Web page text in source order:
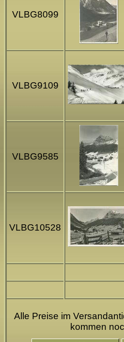
VLBG8099
VLBG9109
VLBG9585
VLBG10528
Alle Preise im
kommen